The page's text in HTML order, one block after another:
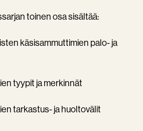
toinen osa sisältää:
käsisammuttimien palo- ja
tyypit ja merkinnät
tarkastus- ja huoltovälit